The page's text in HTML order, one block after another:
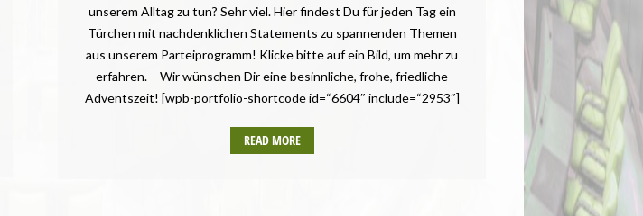
MECKLENBURG-VORPOMMERN
NEWSLETTER
NIEDERSACHSEN
NORDRHEIN-WESTFALEN
POSITIONSPAPIERE
unserem Alltag zu tun? Sehr viel. Hier findest Du für jeden Tag ein
Türchen mit nachdenklichen Statements zu spannenden Themen
aus unserem Parteiprogramm! Klicke bitte auf ein Bild, um mehr zu
erfahren. – Wir wünschen Dir eine besinnliche, frohe, friedliche
Adventszeit! [wpb-portfolio-shortcode id=“6604″ include=“2953″]
READ MORE